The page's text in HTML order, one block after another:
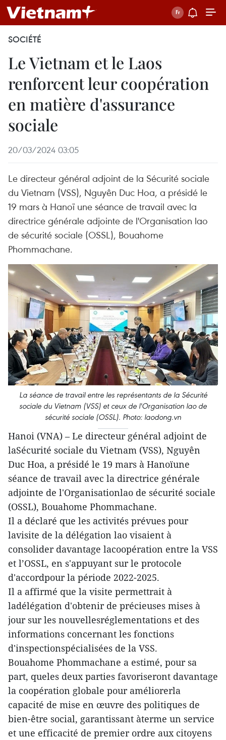
SOCIÉTÉ
Le Vietnam et le Laos
renforcent leur coopération
en matière d'assurance
sociale
20/03/2024 03:05
Le directeur général adjoint de la Sécurité sociale
du Vietnam (VSS), Nguyên Duc Hoa, a présidé le
19 mars à Hanoï une séance de travail avec la
directrice générale adjointe de l'Organisation lao
de sécurité sociale (OSSL), Bouahome
Phommachane.
La séance de travail entre les représentants de la Sécurité
sociale du Vietnam (VSS) et ceux de l'Organisation lao de
sécurité sociale (OSSL). Photo: laodong.vn
Hanoi (VNA) – Le directeur général adjoint de
laSécurité sociale du Vietnam (VSS), Nguyên
Duc Hoa, a présidé le 19 mars à Hanoïune
séance de travail avec la directrice générale
adjointe de l'Organisationlao de sécurité sociale
(OSSL), Bouahome Phommachane.
Il a déclaré que les activités prévues pour
lavisite de la délégation lao visaient à
consolider davantage lacoopération entre la VSS
et l’OSSL, en s'appuyant sur le protocole
d'accordpour la période 2022-2025.
Il a affirmé que la visite permettrait à
ladélégation d'obtenir de précieuses mises à
jour sur les nouvellesréglementations et des
informations concernant les fonctions
d'inspectionspécialisées de la VSS.
Bouahome Phommachane a estimé, pour sa
part, queles deux parties favoriseront davantage
la coopération globale pour améliorerla
capacité de mise en œuvre des politiques de
bien-être social, garantissant àterme un service
et une efficacité de premier ordre aux citoyens